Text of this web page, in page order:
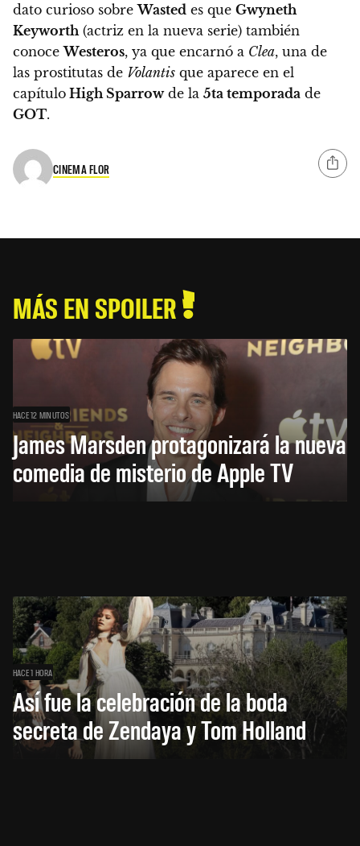
dato curioso sobreWasted es que Gwyneth
Keyworth (actriz en la nueva serie) también
conoceWesteros, ya que encarnó a Clea, una de
las prostitutas de Volantis que aparece en el
capítulo High Sparrowde la 5ta temporada de
GOT.
CINEMA FLOR
MÁS EN SPOILER
HACE 12 MINUTOS
James Marsden protagonizará la nueva
comedia de misterio de Apple TV
HACE 1 HORA
Así fue la celebración de la boda
secreta de Zendaya y Tom Holland